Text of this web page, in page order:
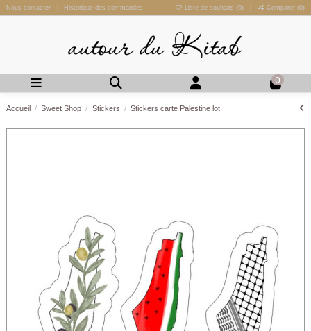
Nous contacter Historique des commandes Liste de souhaits (0) Comparer (0)
0
Accueil Sweet Shop Stickers Stickers carte Palestine lot